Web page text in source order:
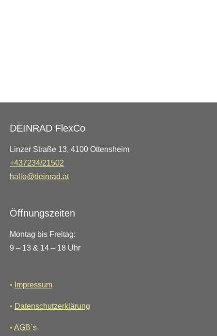
DEINRAD FlexCo
Linzer Straße 13, 4100 Ottensheim
+437234/21502
hallo@deinrad.at
Öffnungszeiten
Montag bis Freitag:
9 – 13 & 14 – 18 Uhr
• Impressum
• Datenschutzerklärung
• AGB´s